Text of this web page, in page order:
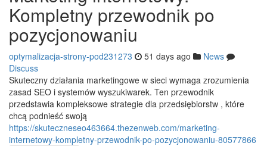
Kompletny przewodnik po
pozycjonowaniu
optymalizacja-strony-pod231273 51 days ago
News
Discuss
Skuteczny działania marketingowe w sieci wymaga zrozumienia
zasad SEO i systemów wyszukiwarek. Ten przewodnik
przedstawia kompleksowe strategie dla przedsiębiorstw , które
chcą podnieść swoją
https://skuteczneseo463664.thezenweb.com/marketing-
internetowy-kompletny-przewodnik-po-pozycjonowaniu-80577866